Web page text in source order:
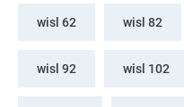
wisl 62 wisl 82
wisl 92 wisl 102